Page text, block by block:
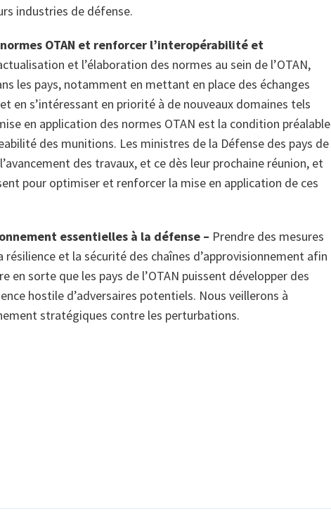
industries de défense.
OTAN et renforcer l’interopérabilité et
et l’élaboration des normes au sein de l’OTAN,
les pays, notamment en mettant en place des échanges
en s’intéressant en priorité à de nouveaux domaines tels
en application des normes OTAN est la condition préalable
des munitions. Les ministres de la Défense des pays de
des travaux, et ce dès leur prochaine réunion, et
pour optimiser et renforcer la mise en application de ces
essentielles à la défense – Prendre des mesures
et la sécurité des chaînes d’approvisionnement afin
sorte que les pays de l’OTAN puissent développer des
hostile d’adversaires potentiels. Nous veillerons à
stratégiques contre les perturbations.